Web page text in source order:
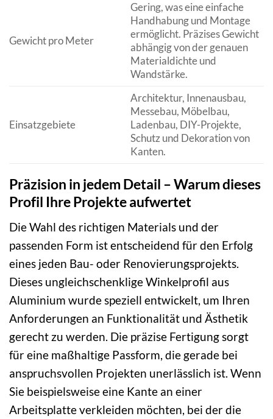
Gewicht pro Meter
Gering, was eine einfache
Handhabung und Montage
ermöglicht. Präzises Gewicht
abhängig von der genauen
Materialdichte und
Wandstärke.
Einsatzgebiete
Architektur, Innenausbau,
Messebau, Möbelbau,
Ladenbau, DIY-Projekte,
Schutz und Dekoration von
Kanten.
Präzision in jedem Detail – Warum dieses
Profil Ihre Projekte aufwertet
Die Wahl des richtigen Materials und der
passenden Form ist entscheidend für den Erfolg
eines jeden Bau- oder Renovierungsprojekts.
Dieses ungleichschenklige Winkelprofil aus
Aluminium wurde speziell entwickelt, um Ihren
Anforderungen an Funktionalität und Ästhetik
gerecht zu werden. Die präzise Fertigung sorgt
für eine maßhaltige Passform, die gerade bei
anspruchsvollen Projekten unerlässlich ist. Wenn
Sie beispielsweise eine Kante an einer
Arbeitsplatte verkleiden möchten, bei der die